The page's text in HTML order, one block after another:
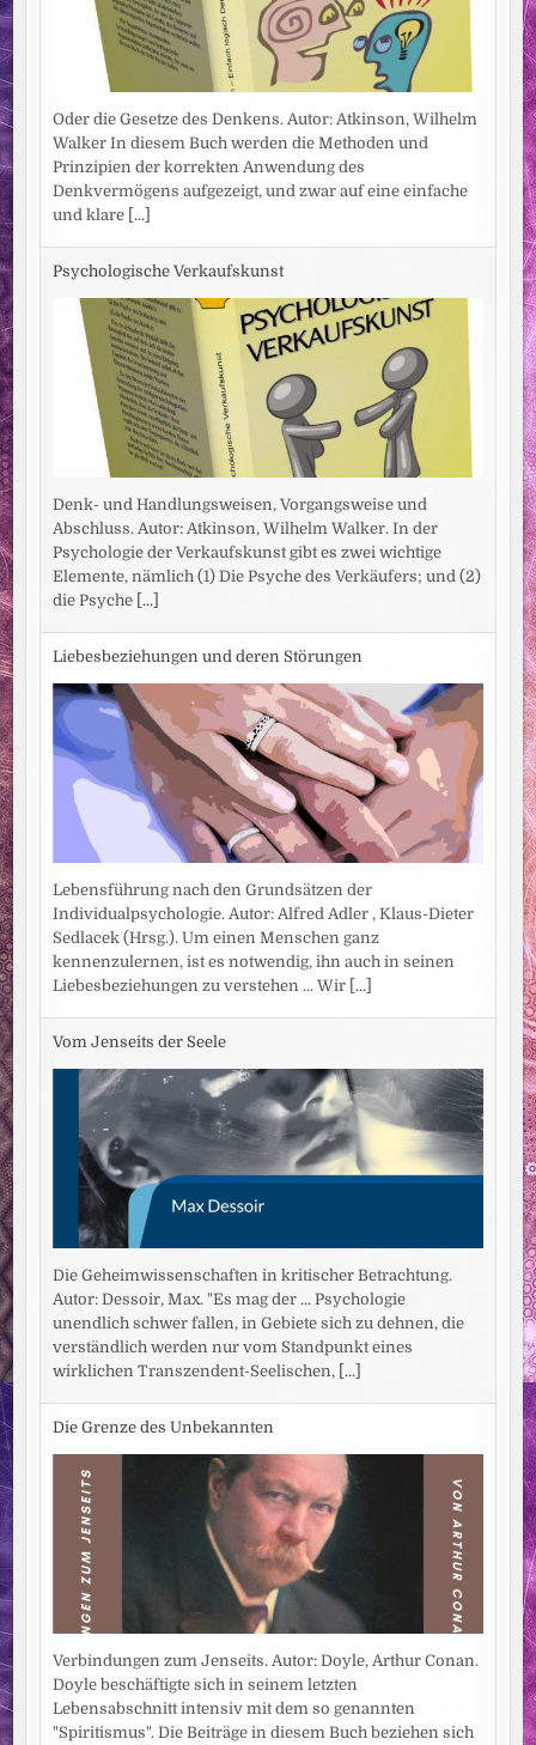
Oder die Gesetze des Denkens. Autor: Atkinson, Wilhelm
Walker In diesem Buch werden die Methoden und
Prinzipien der korrekten Anwendung des
Denkvermögens aufgezeigt, und zwar auf eine einfache
und klare [...]
Psychologische Verkaufskunst
Denk- und Handlungsweisen, Vorgangsweise und
Abschluss. Autor: Atkinson, Wilhelm Walker. In der
Psychologie der Verkaufskunst gibt es zwei wichtige
Elemente, nämlich (1) Die Psyche des Verkäufers; und (2)
die Psyche [...]
Liebesbeziehungen und deren Störungen
Lebensführung nach den Grundsätzen der
Individualpsychologie. Autor: Alfred Adler , Klaus-Dieter
Sedlacek (Hrsg.). Um einen Menschen ganz
kennenzulernen, ist es notwendig, ihn auch in seinen
Liebesbeziehungen zu verstehen ... Wir [...]
Vom Jenseits der Seele
Die Geheimwissenschaften in kritischer Betrachtung.
Autor: Dessoir, Max. "Es mag der ... Psychologie
unendlich schwer fallen, in Gebiete sich zu dehnen, die
verständlich werden nur vom Standpunkt eines
wirklichen Transzendent-Seelischen, [...]
Die Grenze des Unbekannten
Verbindungen zum Jenseits. Autor: Doyle, Arthur Conan.
Doyle beschäftigte sich in seinem letzten
Lebensabschnitt intensiv mit dem so genannten
"Spiritismus". Die Beiträge in diesem Buch beziehen sich